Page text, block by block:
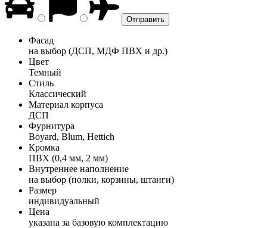
Фасад
на выбор (ДСП, МДФ ПВХ и др.)
Цвет
Темный
Стиль
Классический
Материал корпуса
ДСП
Фурнитура
Boyard, Blum, Hettich
Кромка
ПВХ (0,4 мм, 2 мм)
Внутреннее наполнение
на выбор (полки, корзины, штанги)
Размер
индивидуальный
Цена
указана за базовую комплектацию